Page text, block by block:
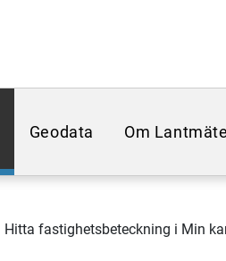
Geodata Om
Hitta fastighetsbeteckning i Min